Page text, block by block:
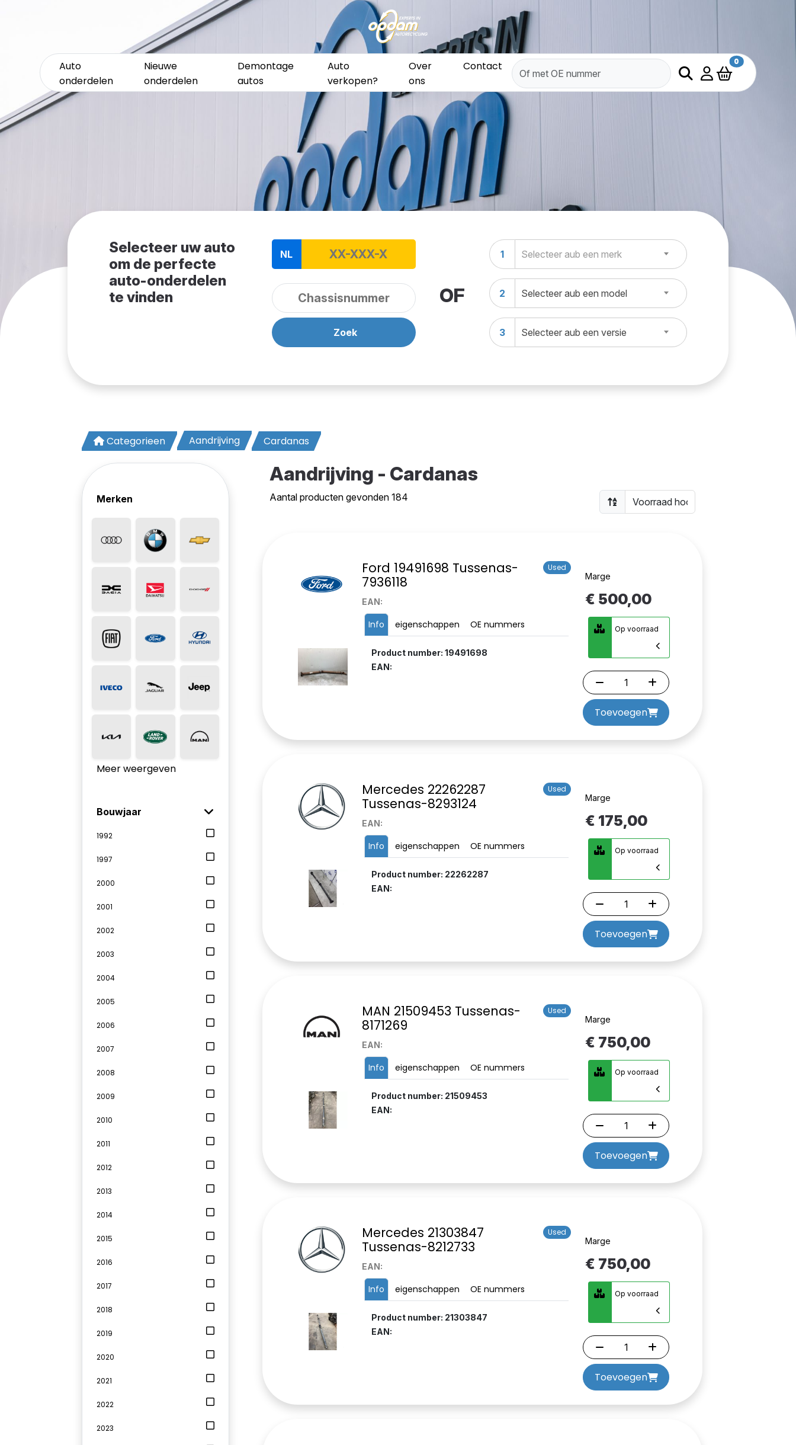
Auto
onderdelen
Nieuwe
onderdelen
Demontage
autos
Auto
verkopen?
Over
ons
Contact 0
Selecteer uw auto
om de perfecte
auto-onderdelen
te vinden
NL
Zoek
OF
1 Selecteer aub een merk
2 Selecteer aub een model
3 Selecteer aub een versie
Categorieen Aandrijving Cardanas
Merken
Meer weergeven
Bouwjaar
1992
1997
2000
2001
2002
2003
2004
2005
2006
2007
2008
2009
2010
2011
2012
2013
2014
2015
2016
2017
2018
2019
2020
2021
2022
2023
Aandrijving - Cardanas
Aantal producten gevonden 184
Ford 19491698 Tussenas-
7936118
Used
EAN:
Info eigenschappen OE nummers
Product number: 19491698
EAN:
Marge
€ 500,00
Op voorraad
Toevoegen
Mercedes 22262287
Tussenas-8293124
Used
EAN:
Info eigenschappen OE nummers
Product number: 22262287
EAN:
Marge
€ 175,00
Op voorraad
Toevoegen
MAN 21509453 Tussenas-
8171269
Used
EAN:
Info eigenschappen OE nummers
Product number: 21509453
EAN:
Marge
€ 750,00
Op voorraad
Toevoegen
Mercedes 21303847
Tussenas-8212733
Used
EAN:
Info eigenschappen OE nummers
Product number: 21303847
EAN:
Marge
€ 750,00
Op voorraad
Toevoegen